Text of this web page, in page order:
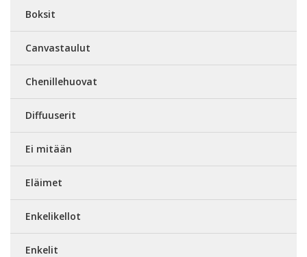
Boksit
Canvastaulut
Chenillehuovat
Diffuuserit
Ei mitään
Eläimet
Enkelikellot
Enkelit